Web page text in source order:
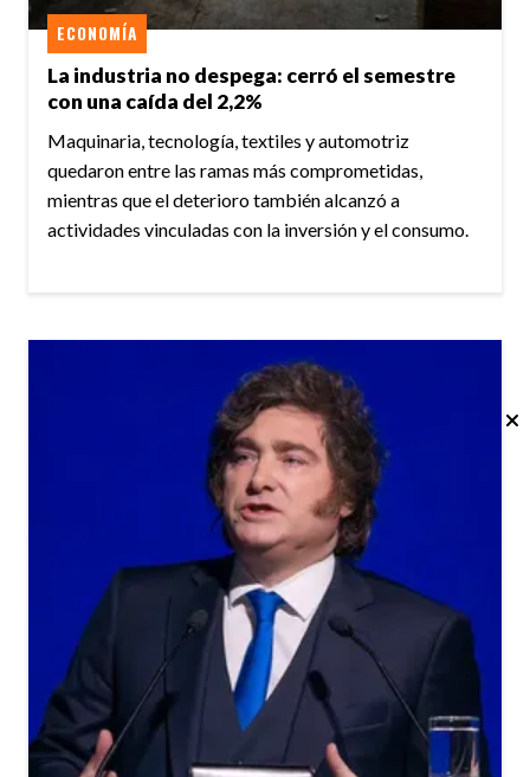
La industria no despega: cerró el semestre
con una caída del 2,2%
ECONOMÍA
Maquinaria, tecnología, textiles y automotriz
quedaron entre las ramas más comprometidas,
mientras que el deterioro también alcanzó a
actividades vinculadas con la inversión y el consumo.